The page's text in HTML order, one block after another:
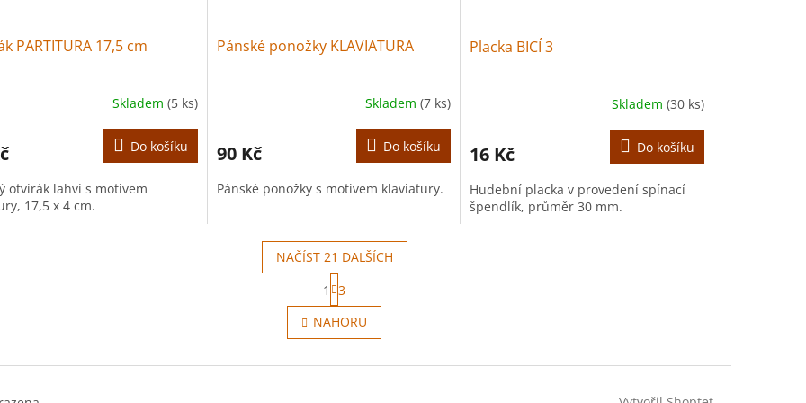
PARTITURA 17,5 cm
Skladem (5 ks)
Do košíku
otvírák lahví s motivem
17,5 x 4 cm.
Pánské ponožky KLAVIATURA
Skladem (7 ks)
90 Kč Do košíku
Pánské ponožky s motivem klaviatury.
Placka BICÍ 3
Skladem (30 ks)
16 Kč Do košíku
Hudební placka v provedení spínací
špendlík, průměr 30 mm.
O
v
l
d
NAČÍST 21 DALŠÍCH
S
t
r
á
n
o
1
3
NAHORU